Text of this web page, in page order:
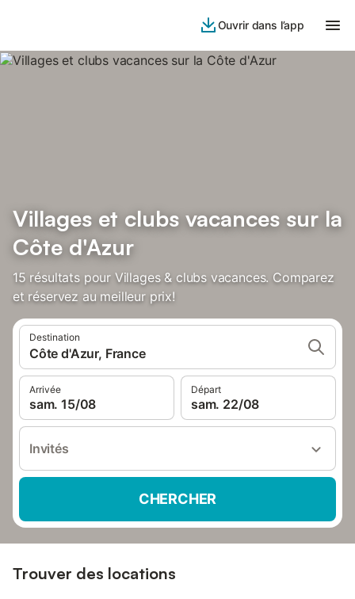
Ouvrir dans l’app
Villages et clubs vacances sur la
Côte d'Azur
15 résultats pour Villages & clubs vacances. Comparez
et réservez au meilleur prix!
Destination
Côte d'Azur, France
Arrivée
sam. 15/08
Départ
sam. 22/08
Invités
CHERCHER
Trouver des locations